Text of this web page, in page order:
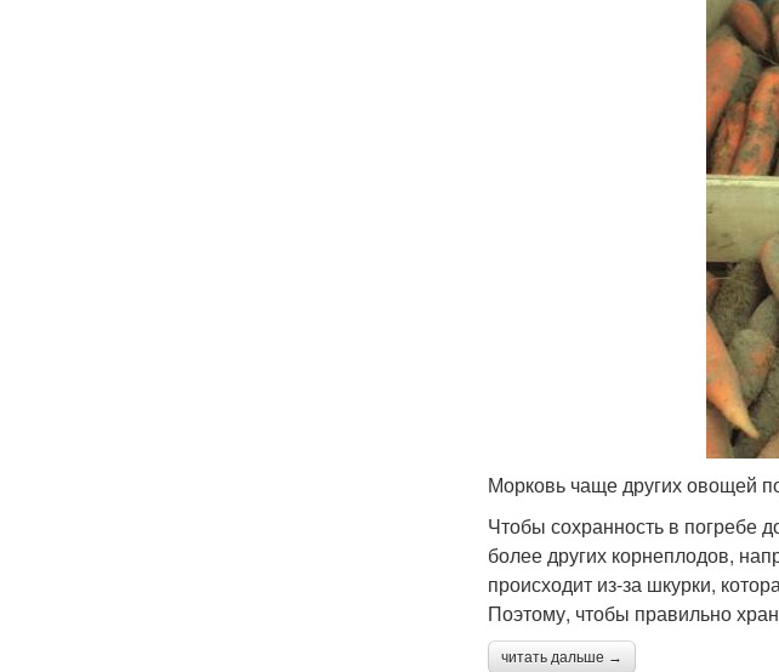
Морковь чаще других овощей
Чтобы сохранность в погребе
более других корнеплодов,
происходит из-за шкурки,
Поэтому, чтобы правильно
читать дальше →